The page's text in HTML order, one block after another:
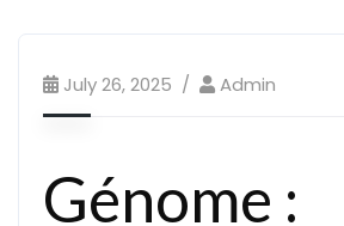
July 26, 2025 Admin
Génome :